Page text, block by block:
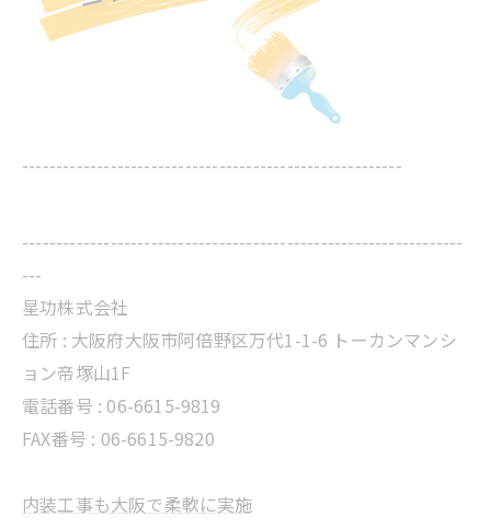
--------------------------------------------------------
-----------------------------------------------------------------
---
星功株式会社
住所 : 大阪府大阪市阿倍野区万代1-1-6 トーカンマンシ
ョン帝塚山1F
電話番号 : 06-6615-9819
FAX番号 : 06-6615-9820
内装工事も大阪で柔軟に実施